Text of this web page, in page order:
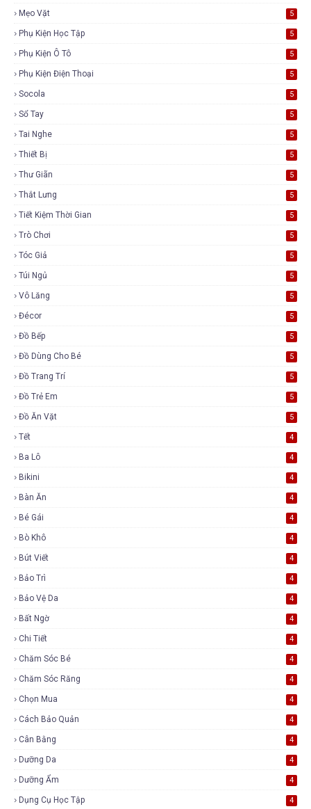
Mẹo Vặt 5
Phụ Kiện Học Tập 5
Phụ Kiện Ô Tô 5
Phụ Kiện Điện Thoại 5
Socola 5
Sổ Tay 5
Tai Nghe 5
Thiết Bị 5
Thư Giãn 5
Thắt Lưng 5
Tiết Kiệm Thời Gian 5
Trò Chơi 5
Tóc Giả 5
Túi Ngủ 5
Vô Lăng 5
Đécor 5
Đồ Bếp 5
Đồ Dùng Cho Bé 5
Đồ Trang Trí 5
Đồ Trẻ Em 5
Đồ Ăn Vặt 5
Tết 4
Ba Lô 4
Bikini 4
Bàn Ăn 4
Bé Gái 4
Bò Khô 4
Bút Viết 4
Bảo Trì 4
Bảo Vệ Da 4
Bất Ngờ 4
Chi Tiết 4
Chăm Sóc Bé 4
Chăm Sóc Răng 4
Chọn Mua 4
Cách Bảo Quản 4
Cân Bằng 4
Dưỡng Da 4
Dưỡng Ẩm 4
Dụng Cụ Học Tập 4